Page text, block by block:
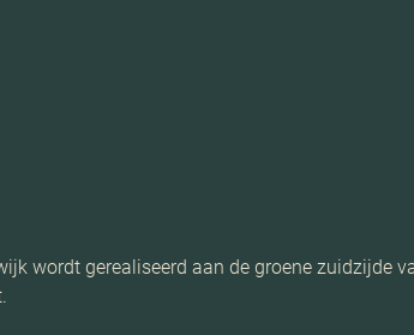
wordt gerealiseerd aan de groene zuidzijde